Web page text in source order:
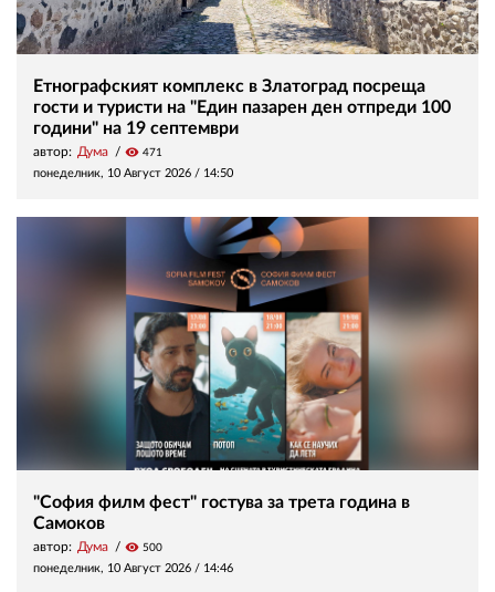
Етнографският комплекс в Златоград посреща
гости и туристи на "Един пазарен ден отпреди 100
години" на 19 септември
автор: Дума visibility 471
понеделник, 10 Август 2026 / 14:50
"София филм фест" гостува за трета година в
Самоков
автор: Дума visibility 500
понеделник, 10 Август 2026 / 14:46